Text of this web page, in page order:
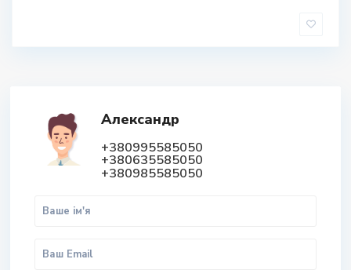
Александр
+380995585050
+380635585050
+380985585050